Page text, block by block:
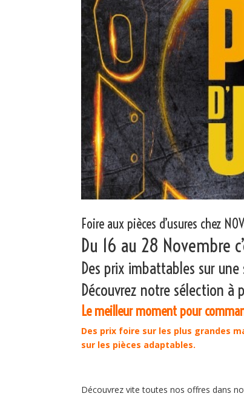
Foire aux pièces d’usures chez
Du 16 au 28 Novembre
Des prix imbattables sur
Découvrez notre sélection à
Le meilleur moment pour
Des prix foire sur les plus grandes
sur les pièces adaptables.
Découvrez vite toutes nos offres dans